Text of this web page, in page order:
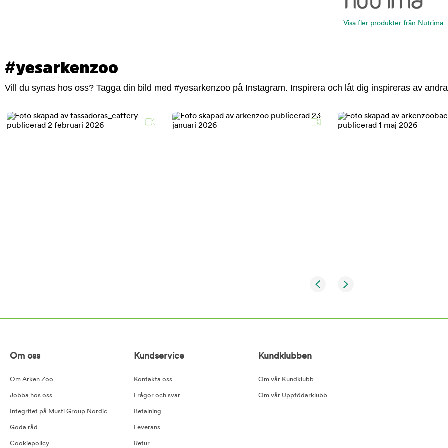
Visa fler produkter från Nutrima
#yesarkenzoo
Vill du synas hos oss? Tagga din bild med #yesarkenzoo på Instagram. Inspirera och låt dig inspireras av
Om oss
Om Arken Zoo
Jobba hos oss
Integritet på Musti Group Nordic
Goda råd
Cookiepolicy
Kundservice
Kontakta oss
Frågor och svar
Betalning
Leverans
Retur
Kundklubben
Om vår Kundklubb
Om vår Uppfödarklubb